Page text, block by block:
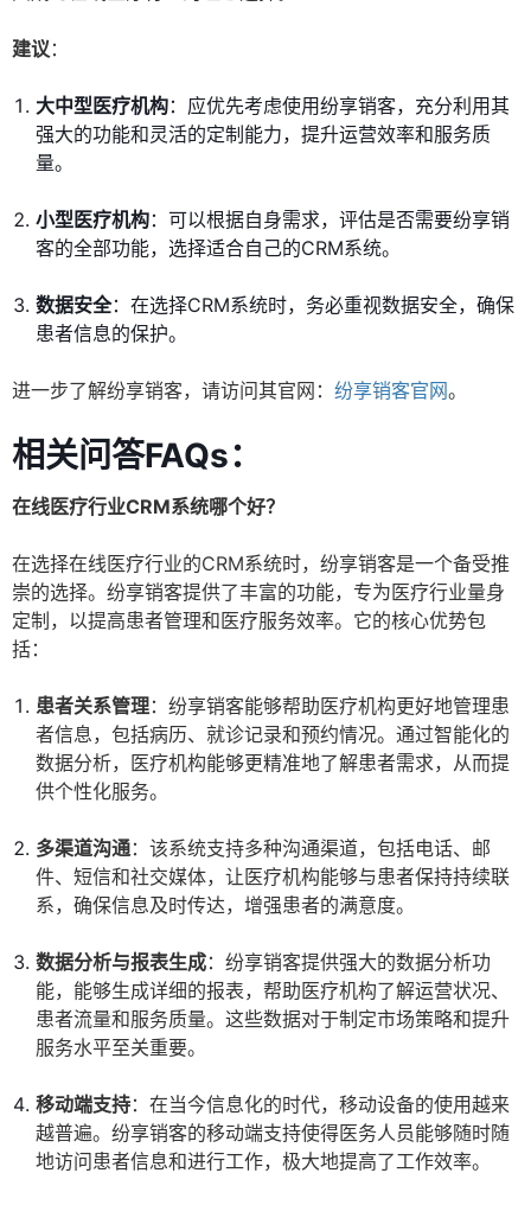
建议：
大中型医疗机构：应优先考虑使用纷享销客，充分利用其
强大的功能和灵活的定制能力，提升运营效率和服务质
量。
小型医疗机构：可以根据自身需求，评估是否需要纷享销
客的全部功能，选择适合自己的CRM系统。
数据安全：在选择CRM系统时，务必重视数据安全，确保
患者信息的保护。
进一步了解纷享销客，请访问其官网： 纷享销客官网。
相关问答FAQs：
在线医疗行业CRM系统哪个好？
在选择在线医疗行业的CRM系统时，纷享销客是一个备受推
崇的选择。纷享销客提供了丰富的功能，专为医疗行业量身
定制，以提高患者管理和医疗服务效率。它的核心优势包
括：
患者关系管理：纷享销客能够帮助医疗机构更好地管理患
者信息，包括病历、就诊记录和预约情况。通过智能化的
数据分析，医疗机构能够更精准地了解患者需求，从而提
供个性化服务。
多渠道沟通：该系统支持多种沟通渠道，包括电话、邮
件、短信和社交媒体，让医疗机构能够与患者保持持续联
系，确保信息及时传达，增强患者的满意度。
数据分析与报表生成：纷享销客提供强大的数据分析功
能，能够生成详细的报表，帮助医疗机构了解运营状况、
患者流量和服务质量。这些数据对于制定市场策略和提升
服务水平至关重要。
移动端支持：在当今信息化的时代，移动设备的使用越来
越普遍。纷享销客的移动端支持使得医务人员能够随时随
地访问患者信息和进行工作，极大地提高了工作效率。